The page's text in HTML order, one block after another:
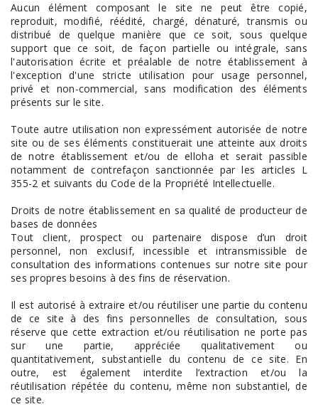
Aucun élément composant le site ne peut être copié,
reproduit, modifié, réédité, chargé, dénaturé, transmis ou
distribué de quelque manière que ce soit, sous quelque
support que ce soit, de façon partielle ou intégrale, sans
l'autorisation écrite et préalable de notre établissement à
l'exception d'une stricte utilisation pour usage personnel,
privé et non-commercial, sans modification des éléments
présents sur le site.
Toute autre utilisation non expressément autorisée de notre
site ou de ses éléments constituerait une atteinte aux droits
de notre établissement et/ou de elloha et serait passible
notamment de contrefaçon sanctionnée par les articles L
355-2 et suivants du Code de la Propriété Intellectuelle.
Droits de notre établissement en sa qualité de producteur de
bases de données
Tout client, prospect ou partenaire dispose d’un droit
personnel, non exclusif, incessible et intransmissible de
consultation des informations contenues sur notre site pour
ses propres besoins à des fins de réservation.
Il est autorisé à extraire et/ou réutiliser une partie du contenu
de ce site à des fins personnelles de consultation, sous
réserve que cette extraction et/ou réutilisation ne porte pas
sur une partie, appréciée qualitativement ou
quantitativement, substantielle du contenu de ce site. En
outre, est également interdite l’extraction et/ou la
réutilisation répétée du contenu, même non substantiel, de
ce site.